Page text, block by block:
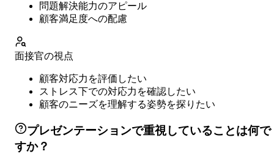
問題解決能力のアピール
顧客満足度への配慮
面接官の視点
顧客対応力を評価したい
ストレス下での対応力を確認したい
顧客のニーズを理解する姿勢を探りたい
プレゼンテーションで重視していることは何で
すか？